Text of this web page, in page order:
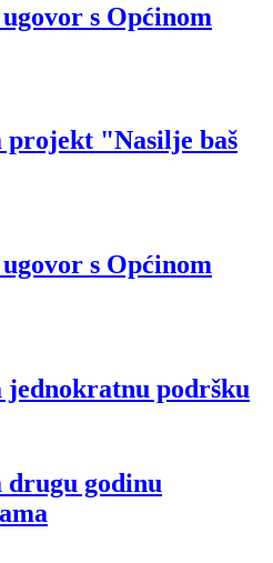
s Općinom
projekt "Nasilje baš
s Općinom
jednokratnu podršku
drugu godinu